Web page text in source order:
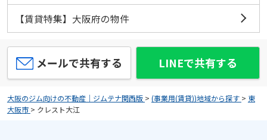
【賃貸特集】大阪府の物件
メールで共有する LINEで共有する
大阪のジム向けの不動産｜ジムテナ関西版 > (事業用(賃貸))地域から探す > 東
大阪市 > クレスト大江